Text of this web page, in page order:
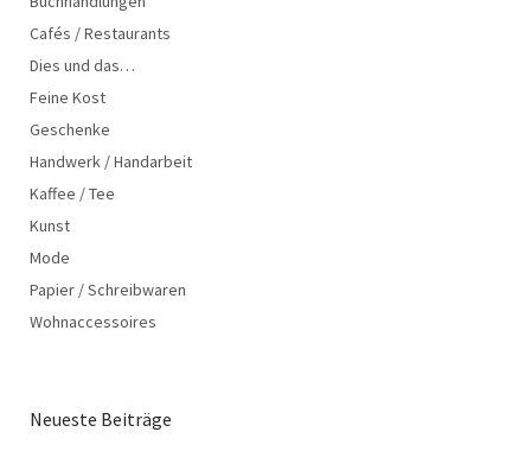
Cafés / Restaurants
Dies und das…
Feine Kost
Geschenke
Handwerk / Handarbeit
Kaffee / Tee
Kunst
Mode
Papier / Schreibwaren
Wohnaccessoires
Neueste Beiträge